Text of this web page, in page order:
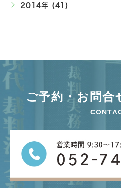
2014年 (41)
ご予約・お問合